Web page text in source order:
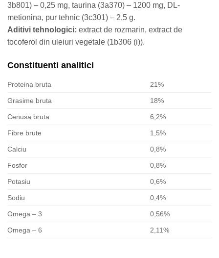
3b801) – 0,25 mg, taurina (3a370) – 1200 mg, DL-
metionina, pur tehnic (3c301) – 2,5 g.
Aditivi tehnologici: extract de rozmarin, extract de
tocoferol din uleiuri vegetale (1b306 (i)).
Constituenti analitici
Proteina bruta 21%
Grasime bruta 18%
Cenusa bruta 6,2%
Fibre brute 1,5%
Calciu 0,8%
Fosfor 0,8%
Potasiu 0,6%
Sodiu 0,4%
Omega – 3 0,56%
Omega – 6 2,11%